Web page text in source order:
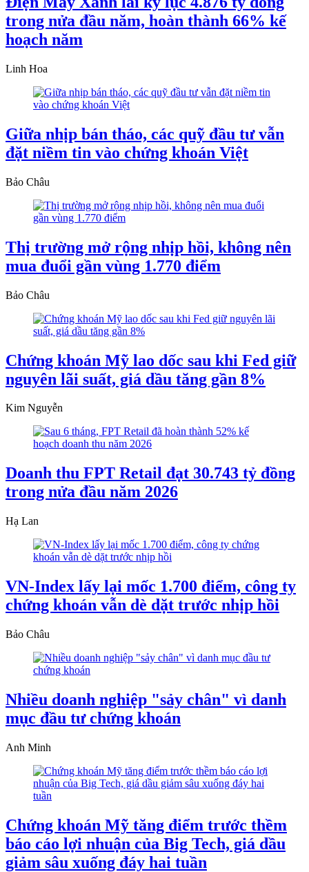
trong nửa đầu năm, hoàn thành 66% kế
hoạch năm
Linh Hoa
Giữa nhịp bán tháo, các quỹ đầu tư vẫn
đặt niềm tin vào chứng khoán Việt
Bảo Châu
Thị trường mở rộng nhịp hồi, không nên
mua đuổi gần vùng 1.770 điểm
Bảo Châu
Chứng khoán Mỹ lao dốc sau khi Fed giữ
nguyên lãi suất, giá dầu tăng gần 8%
Kim Nguyễn
Doanh thu FPT Retail đạt 30.743 tỷ đồng
trong nửa đầu năm 2026
Hạ Lan
VN-Index lấy lại mốc 1.700 điểm, công ty
chứng khoán vẫn dè dặt trước nhịp hồi
Bảo Châu
Nhiều doanh nghiệp "sảy chân" vì danh
mục đầu tư chứng khoán
Anh Minh
Chứng khoán Mỹ tăng điểm trước thềm
báo cáo lợi nhuận của Big Tech, giá dầu
giảm sâu xuống đáy hai tuần